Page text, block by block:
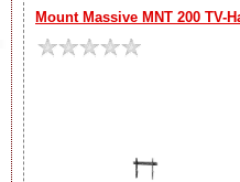
Mount Massive MNT 200 TV-